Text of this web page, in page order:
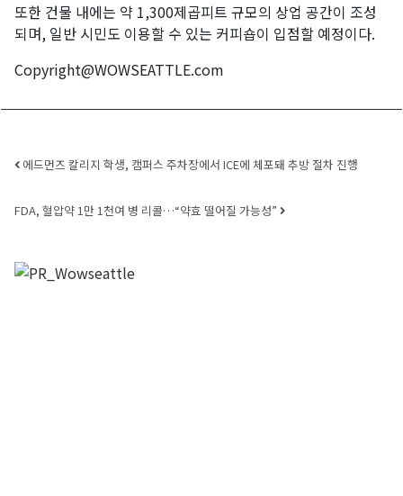
또한 건물 내에는 약 1,300제곱피트 규모의 상업 공간이 조성
되며, 일반 시민도 이용할 수 있는 커피숍이 입점할 예정이다.
Copyright@WOWSEATTLE.com
Post navigation
에드먼즈 칼리지 학생, 캠퍼스 주차장에서 ICE에 체포돼 추방 절차 진행
FDA, 혈압약 1만 1천여 병 리콜…“약효 떨어질 가능성”